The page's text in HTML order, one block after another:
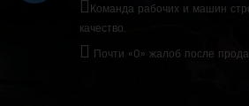
Команда рабочих и машин
качество.
Почти «0» жалоб после